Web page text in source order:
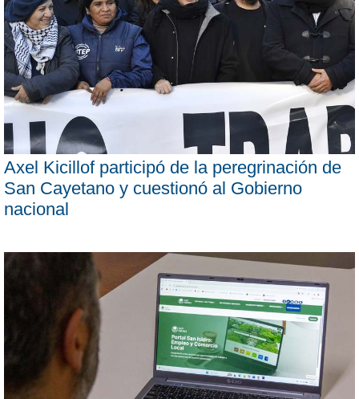
Axel Kicillof participó de la peregrinación de
San Cayetano y cuestionó al Gobierno
nacional